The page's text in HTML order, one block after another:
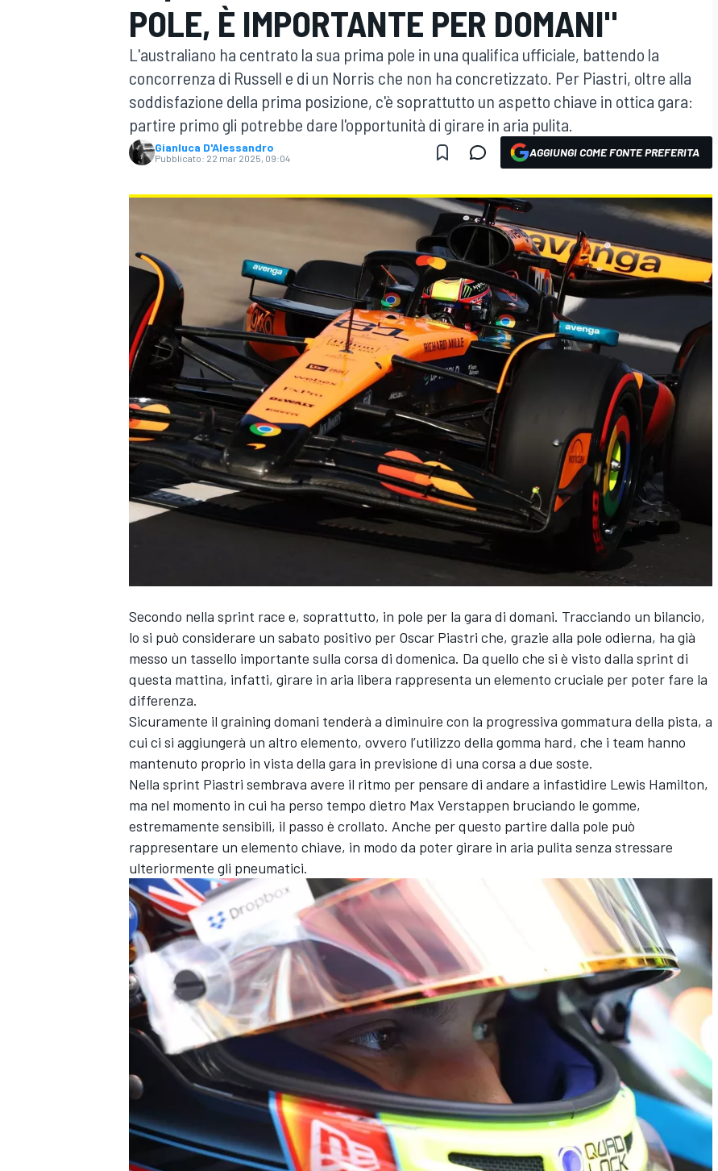
MOTOGP WEC
WRC
MONOPOSTO
POLE, È IMPORTANTE PER DOMANI"
L'australiano ha centrato la sua prima pole in una qualifica ufficiale, battendo la
concorrenza di Russell e di un Norris che non ha concretizzato. Per Piastri, oltre alla
soddisfazione della prima posizione, c'è soprattutto un aspetto chiave in ottica gara:
partire primo gli potrebbe dare l'opportunità di girare in aria pulita.
Gianluca D'Alessandro
Pubblicato: 22 mar 2025, 09:04 AGGIUNGI COME FONTE PREFERITA
Secondo nella sprint race e, soprattutto, in pole per la gara di domani. Tracciando un bilancio,
lo si può considerare un sabato positivo per Oscar Piastri che, grazie alla pole odierna, ha già
messo un tassello importante sulla corsa di domenica. Da quello che si è visto dalla sprint di
questa mattina, infatti, girare in aria libera rappresenta un elemento cruciale per poter fare la
differenza.
Sicuramente il graining domani tenderà a diminuire con la progressiva gommatura della pista, a
cui ci si aggiungerà un altro elemento, ovvero l’utilizzo della gomma hard, che i team hanno
mantenuto proprio in vista della gara in previsione di una corsa a due soste.
Nella sprint Piastri sembrava avere il ritmo per pensare di andare a infastidire Lewis Hamilton,
ma nel momento in cui ha perso tempo dietro Max Verstappen bruciando le gomme,
estremamente sensibili, il passo è crollato. Anche per questo partire dalla pole può
rappresentare un elemento chiave, in modo da poter girare in aria pulita senza stressare
ulteriormente gli pneumatici.